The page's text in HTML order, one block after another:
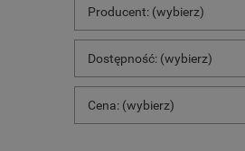
Producent: (wybierz)
Dostępność: (wybierz)
Cena: (wybierz)